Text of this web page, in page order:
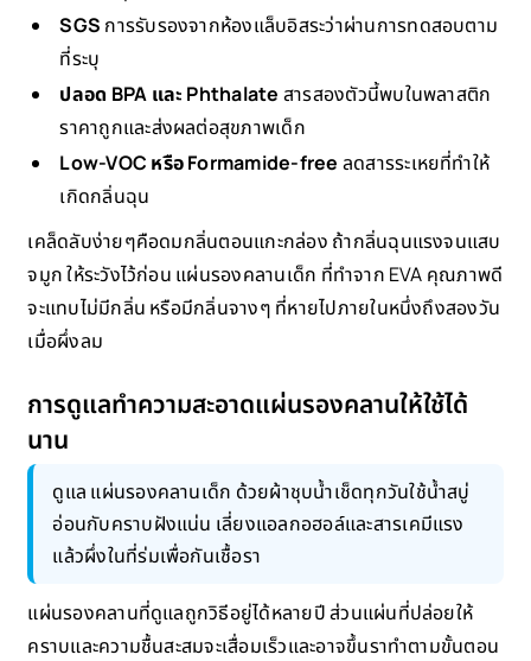
SGS การรับรองจากห้องแล็บอิสระว่าผ่านการทดสอบตาม
ที่ระบุ
ปลอด BPA และ Phthalate สารสองตัวนี้พบในพลาสติก
ราคาถูกและส่งผลต่อสุขภาพเด็ก
Low-VOC หรือ Formamide-free ลดสารระเหยที่ทำให้
เกิดกลิ่นฉุน
เคล็ดลับง่ายๆคือดมกลิ่นตอนแกะกล่อง ถ้ากลิ่นฉุนแรงจนแสบ
จมูก ให้ระวังไว้ก่อน แผ่นรองคลานเด็ก ที่ทำจาก EVA คุณภาพดี
จะแทบไม่มีกลิ่น หรือมีกลิ่นจางๆ ที่หายไปภายในหนึ่งถึงสองวัน
เมื่อผึ่งลม
การดูแลทำความสะอาดแผ่นรองคลานให้ใช้ได้
นาน
ดูแล แผ่นรองคลานเด็ก ด้วยผ้าชุบน้ำเช็ดทุกวันใช้น้ำสบู่
อ่อนกับคราบฝังแน่น เลี่ยงแอลกอฮอล์และสารเคมีแรง
แล้วผึ่งในที่ร่มเพื่อกันเชื้อรา
แผ่นรองคลานที่ดูแลถูกวิธีอยู่ได้หลายปี ส่วนแผ่นที่ปล่อยให้
คราบและความชื้นสะสมจะเสื่อมเร็วและอาจขึ้นราทำตามขั้นตอน